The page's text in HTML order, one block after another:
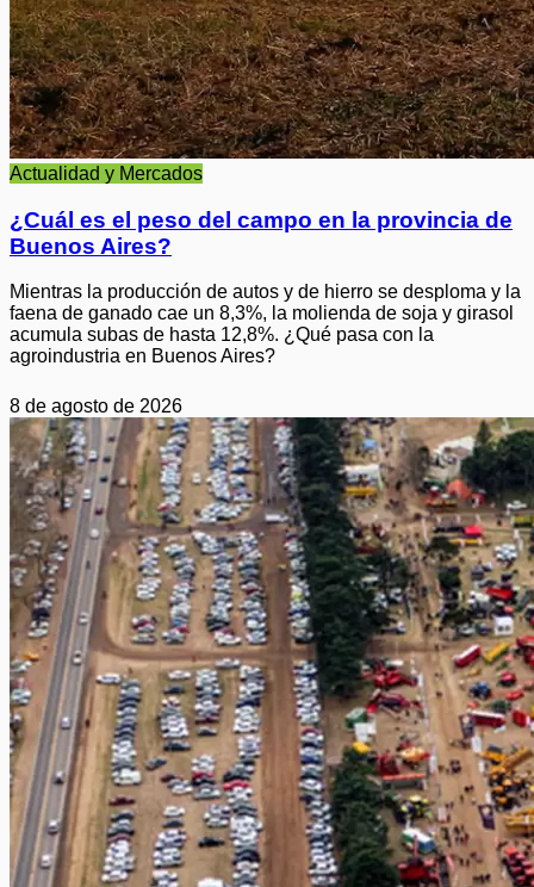
Actualidad y Mercados
¿Cuál es el peso del campo en la provincia de
Buenos Aires?
Mientras la producción de autos y de hierro se desploma y la
faena de ganado cae un 8,3%, la molienda de soja y girasol
acumula subas de hasta 12,8%. ¿Qué pasa con la
agroindustria en Buenos Aires?
8 de agosto de 2026